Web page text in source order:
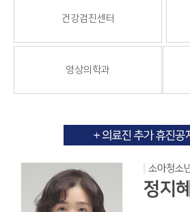
건강검진센터
영상의학과